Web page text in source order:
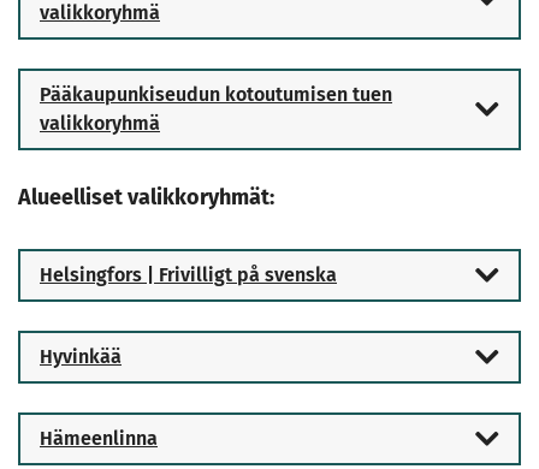
valikkoryhmä
Pääkaupunkiseudun kotoutumisen tuen
valikkoryhmä
Alueelliset valikkoryhmät:
Helsingfors | Frivilligt på svenska
Hyvinkää
Hämeenlinna